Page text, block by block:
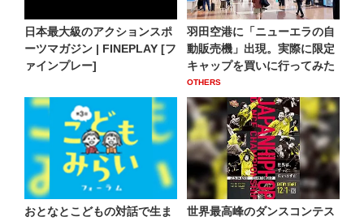
日本最大級のアクションスポ
ーツマガジン | FINEPLAY [フ
ァインプレー]
羽田空港に「ニューエラの自
動販売機」出現。実際に限定
キャップを買いに行ってみた
OTHERS
おとなとこどもの対話で生ま 世界最高峰のダンスコンテス